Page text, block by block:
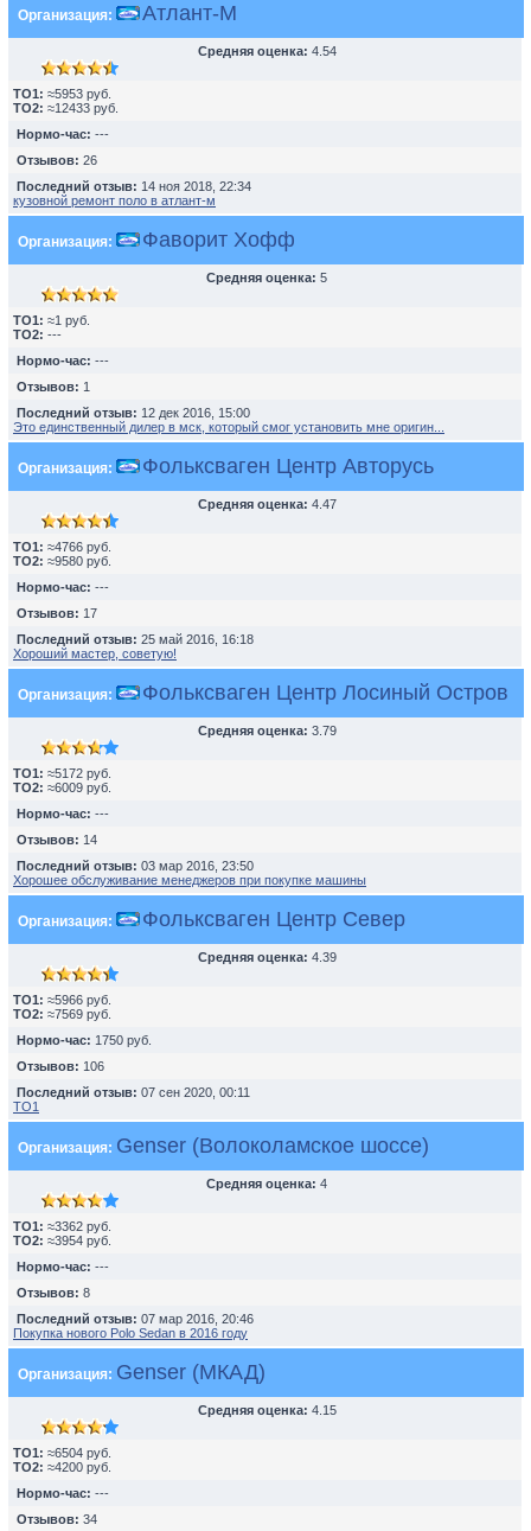
Организация: Атлант-М
Средняя оценка: 4.54
TO1: ≈5953 руб.
TO2: ≈12433 руб.
Нормо-час: ---
Отзывов: 26
Последний отзыв: 14 ноя 2018, 22:34
кузовной ремонт поло в атлант-м
Организация: Фаворит Хофф
Средняя оценка: 5
TO1: ≈1 руб.
TO2: ---
Нормо-час: ---
Отзывов: 1
Последний отзыв: 12 дек 2016, 15:00
Это единственный дилер в мск, который смог установить мне оригин...
Организация: Фольксваген Центр Авторусь
Средняя оценка: 4.47
TO1: ≈4766 руб.
TO2: ≈9580 руб.
Нормо-час: ---
Отзывов: 17
Последний отзыв: 25 май 2016, 16:18
Хороший мастер, советую!
Организация: Фольксваген Центр Лосиный Остров
Средняя оценка: 3.79
TO1: ≈5172 руб.
TO2: ≈6009 руб.
Нормо-час: ---
Отзывов: 14
Последний отзыв: 03 мар 2016, 23:50
Хорошее обслуживание менеджеров при покупке машины
Организация: Фольксваген Центр Север
Средняя оценка: 4.39
TO1: ≈5966 руб.
TO2: ≈7569 руб.
Нормо-час: 1750 руб.
Отзывов: 106
Последний отзыв: 07 сен 2020, 00:11
ТО1
Организация: Genser (Волоколамское шоссе)
Средняя оценка: 4
TO1: ≈3362 руб.
TO2: ≈3954 руб.
Нормо-час: ---
Отзывов: 8
Последний отзыв: 07 мар 2016, 20:46
Покупка нового Polo Sedan в 2016 году
Организация: Genser (МКАД)
Средняя оценка: 4.15
TO1: ≈6504 руб.
TO2: ≈4200 руб.
Нормо-час: ---
Отзывов: 34